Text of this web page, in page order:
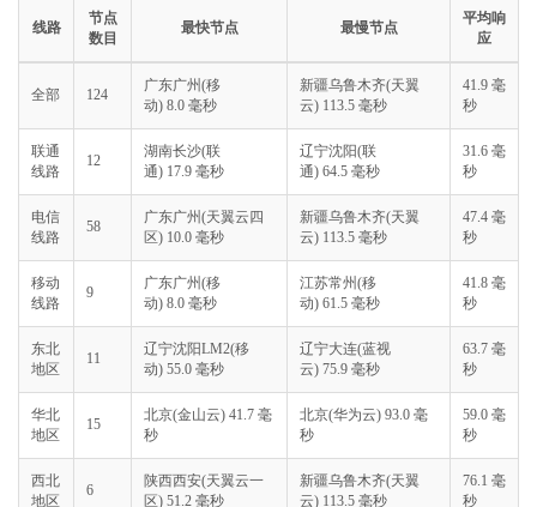
线路
节点
数目
最快节点 最慢节点
平均响
应
全部 124
广东广州(移
动) 8.0 毫秒
新疆乌鲁木齐(天翼
云) 113.5 毫秒
41.9 毫
秒
联通
线路
12
湖南长沙(联
通) 17.9 毫秒
辽宁沈阳(联
通) 64.5 毫秒
31.6 毫
秒
电信
线路
58
广东广州(天翼云四
区) 10.0 毫秒
新疆乌鲁木齐(天翼
云) 113.5 毫秒
47.4 毫
秒
移动
线路
9
广东广州(移
动) 8.0 毫秒
江苏常州(移
动) 61.5 毫秒
41.8 毫
秒
东北
地区
11
辽宁沈阳LM2(移
动) 55.0 毫秒
辽宁大连(蓝视
云) 75.9 毫秒
63.7 毫
秒
华北
地区
15
北京(金山云) 41.7 毫
秒
北京(华为云) 93.0 毫
秒
59.0 毫
秒
西北
地区
6
陕西西安(天翼云一
区) 51.2 毫秒
新疆乌鲁木齐(天翼
云) 113.5 毫秒
76.1 毫
秒